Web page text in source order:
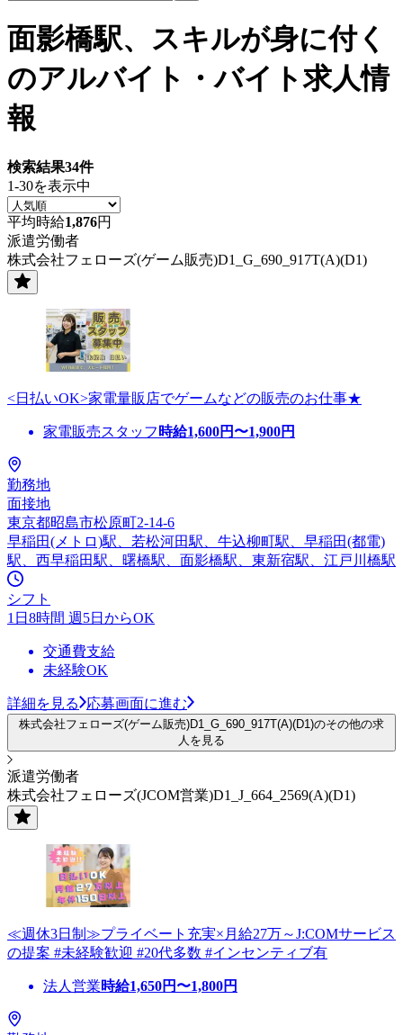
面影橋駅、スキルが身に付く
のアルバイト・バイト求人情
報
検索結果34件
1-30を表示中
平均時給1,876円
派遣労働者
株式会社フェローズ(ゲーム販売)D1_G_690_917T(A)(D1)
<日払いOK>家電量販店でゲームなどの販売のお仕事★
家電販売スタッフ 時給1,600円〜1,900円
勤務地
面接地
東京都昭島市松原町2-14-6
早稲田(メトロ)駅、若松河田駅、牛込柳町駅、早稲田(都電)
駅、西早稲田駅、曙橋駅、面影橋駅、東新宿駅、江戸川橋駅
シフト
1日8時間 週5日からOK
交通費支給
未経験OK
詳細を見る 応募画面に進む
株式会社フェローズ(ゲーム販売)D1_G_690_917T(A)(D1)のその他の求
人を見る
派遣労働者
株式会社フェローズ(JCOM営業)D1_J_664_2569(A)(D1)
≪週休3日制≫プライベート充実×月給27万～J:COMサービス
の提案 #未経験歓迎 #20代多数 #インセンティブ有
法人営業時給1,650円〜1,800円